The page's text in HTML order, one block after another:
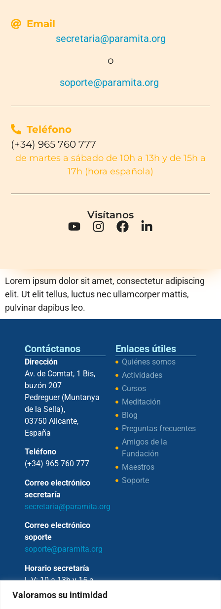
Valoramos su intimidad
Email
secretaria@paramita.org
o
soporte@paramita.org
Teléfono
(+34) 965 760 777
de martes a sábado de 10h a 13h y de 15h a
17h (hora española)
Visítanos
Lorem ipsum dolor sit amet, consectetur adipiscing
elit. Ut elit tellus, luctus nec ullamcorper mattis,
pulvinar dapibus leo.
Contáctanos
Dirección
Av. de Comtat, 1 Bis,
buzón 207
Pedreguer (Muntanya
de la Sella),
03750 Alicante,
España
Teléfono
(+34) 965 760 777
Correo electrónico
secretaría
secretaria@paramita.org
Correo electrónico
soporte
soporte@paramita.org
Horario secretaría
L-V: 10 a 13h y 15 a
17h
Enlaces útiles
Quiénes somos
Actividades
Cursos
Meditación
Blog
Preguntas frecuentes
Amigos de la
Fundación
Maestros
Soporte